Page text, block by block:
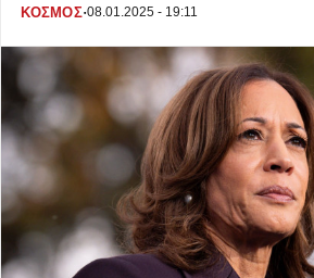
ΚΟΣΜΟΣ·08.01.2025 - 19:11